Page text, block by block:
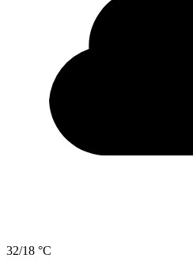
32/18 °C